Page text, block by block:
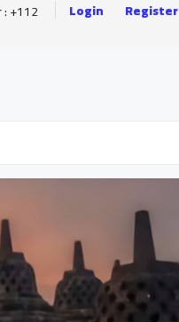
: +112 Login Register